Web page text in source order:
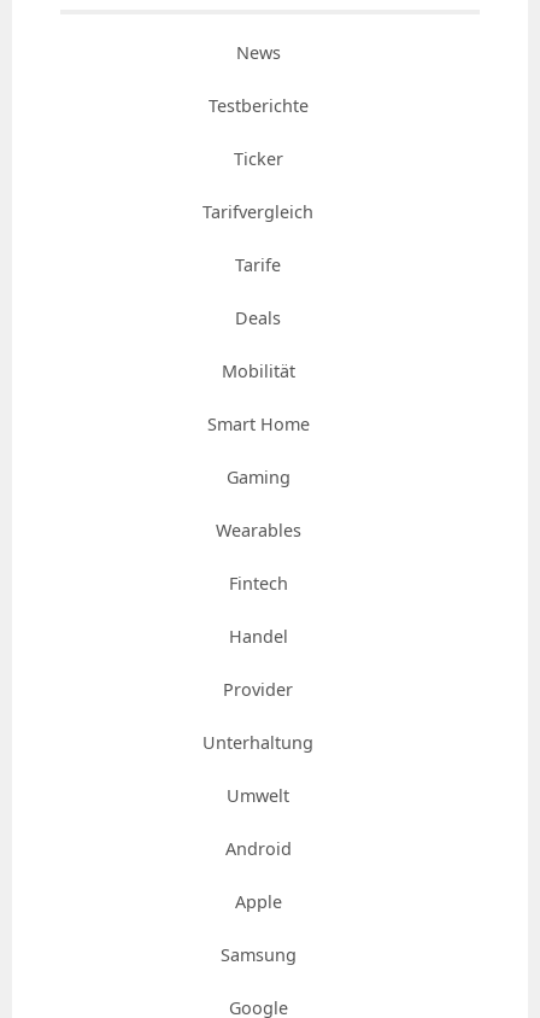
News
Testberichte
Ticker
Tarifvergleich
Tarife
Deals
Mobilität
Smart Home
Gaming
Wearables
Fintech
Handel
Provider
Unterhaltung
Umwelt
Android
Apple
Samsung
Google